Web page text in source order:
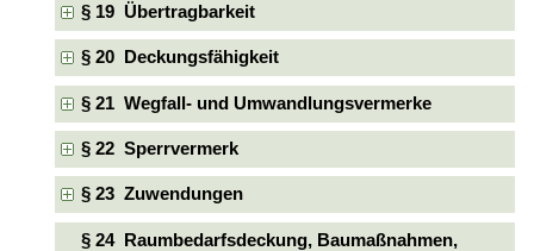
§ 19 Übertragbarkeit
§ 20 Deckungsfähigkeit
§ 21 Wegfall- und Umwandlungsvermerke
§ 22 Sperrvermerk
§ 23 Zuwendungen
§ 24 Raumbedarfsdeckung, Baumaßnahmen,